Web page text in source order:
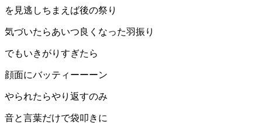
を見逃しちまえば後の祭り
気づいたらあいつ良くなった羽振り
でもいきがりすぎたら
顔面にバッティーーーン
やられたらやり返すのみ
音と言葉だけで袋叩きに